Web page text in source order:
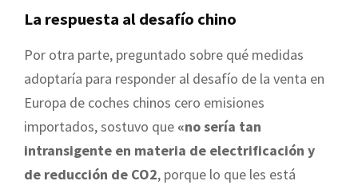
La respuesta al desafío chino
Por otra parte, preguntado sobre qué medidas
adoptaría para responder al desafío de la venta en
Europa de coches chinos cero emisiones
importados, sostuvo que «no sería tan
intransigente en materia de electrificación y
de reducción de CO2, porque lo que les está